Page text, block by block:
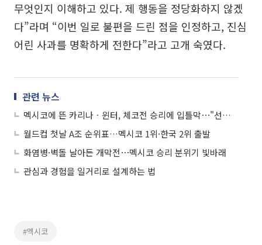
무엇인지 이해하고 있다. 제 행동을 정당화하지 않겠
다”라며 “이번 일로 불편을 드린 점을 인정하고, 진심
어린 사과를 명확하게 전한다”라고 고개 숙였다.
관련 뉴스
멕시코에 뜬 카리나ㆍ윈터, 체코전 승리에 입틀막⋯"선수님들 감동"
월드컵 첫날 A조 순위표…멕시코 1위·한국 2위 출발
화염병·벽돌 날아든 개막전⋯멕시코 승리 분위기 빛바래
관심과 경험을 일거리로 설계하는 법
#멕시코